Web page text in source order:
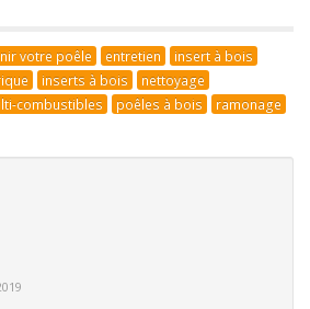
votre poêle entretien
insert à bois
inserts à bois
nettoyage
combustibles poêles à bois
ramonage